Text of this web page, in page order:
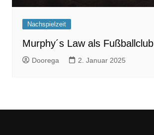
Nachspielzeit
Murphy´s Law als Fußballclub
Doorega 2. Januar 2025